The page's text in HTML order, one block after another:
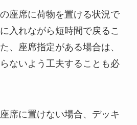
座席に荷物を置ける状況で
入れながら短時間で戻るこ
、座席指定がある場合は、
ないよう工夫することも必
席に置けない場合、デッキ